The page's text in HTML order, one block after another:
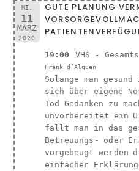
MI.
11
MÄRZ
2020
GUTE PLANUNG
19:00 VHS -
Frank d’Alquen
Solange man
sich über eigene
Tod Gedanken zu
unvorbereitet ein
fällt man in das
Betreuungs- oder
vorgebeugt werden
einfacher